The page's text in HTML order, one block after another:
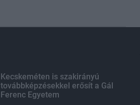
Kecskeméten is szakirányú
továbbképzésekkel erősít a Gál
Ferenc Egyetem